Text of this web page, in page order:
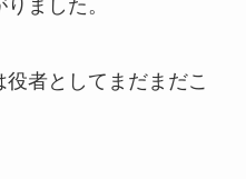
ました。
者としてまだまだこ